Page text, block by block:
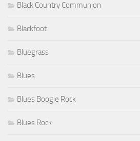
Black Country Communion
Blackfoot
Bluegrass
Blues
Blues Boogie Rock
Blues Rock